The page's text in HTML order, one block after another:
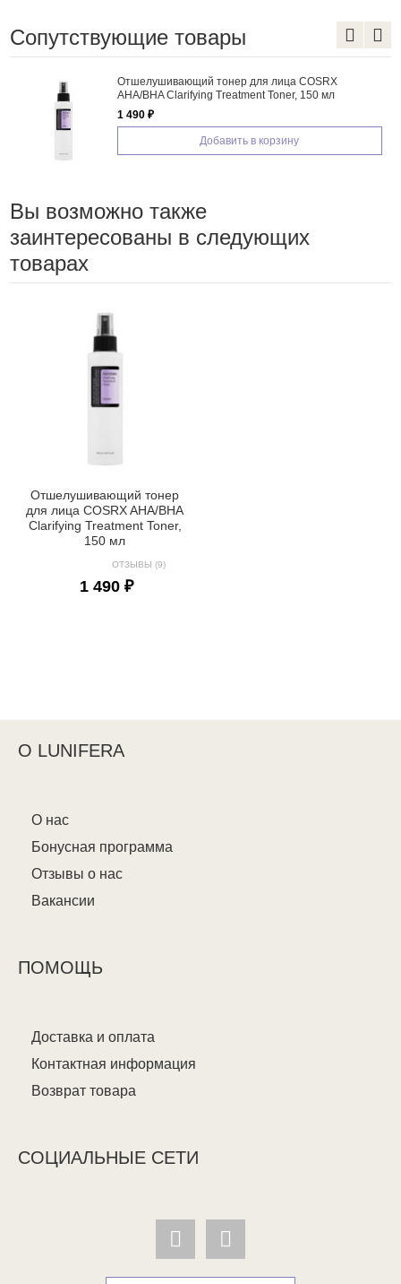
Сопутствующие товары
лица COSRX
Toner, 150 мл
Крем для лица с
EGF Retinol Cream
Вы возможно также
заинтересованы в следующих
товарах
Отшелушивающий тонер
для лица COSRX AHA/BHA
Clarifying Treatment Toner,
150 мл
ОТЗЫВЫ (9)
1 490 ₽
О LUNIFERA
О нас
Бонусная программа
Отзывы о нас
Вакансии
ПОМОЩЬ
Доставка и оплата
Контактная информация
Возврат товара
СОЦИАЛЬНЫЕ СЕТИ